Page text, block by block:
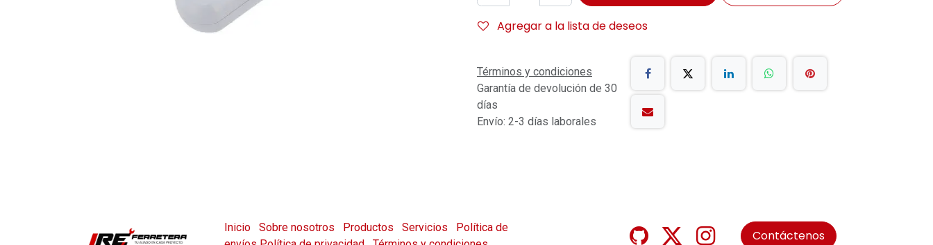
Agregar a la lista de deseos
Términos y condiciones
Garantía de devolución de 30
días
Envío: 2-3 días laborales
Inicio Sobre nosotros Productos Servicios
Política de
Contáctenos